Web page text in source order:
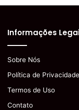
Informações
Sobre Nós
Política de Privacidade
Termos de Uso
Contato